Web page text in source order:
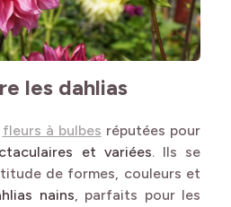
les dahlias
fleurs à bulbes réputées pour
et variées. Ils se
de formes, couleurs et
nains, parfaits pour les